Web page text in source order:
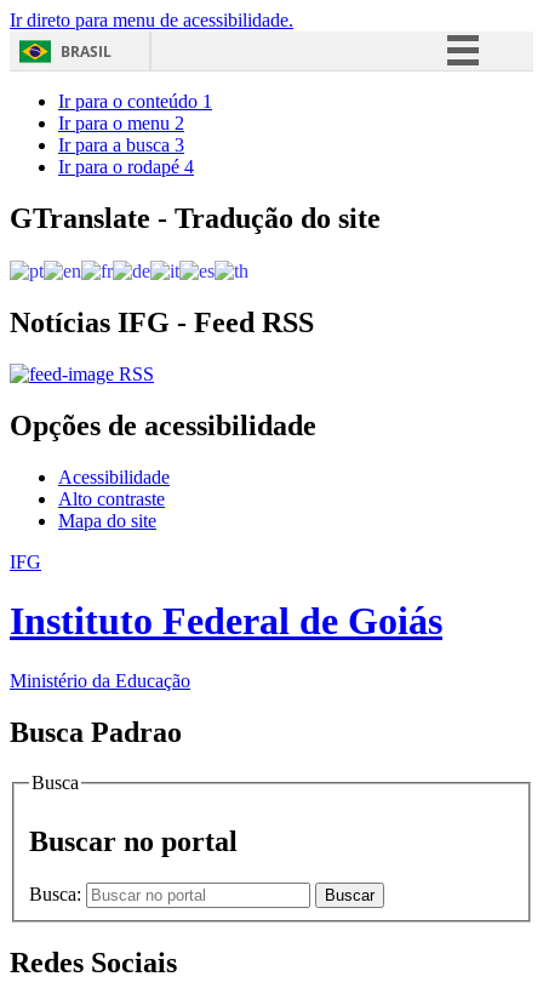
Ir direto para menu de acessibilidade.
BRASIL
Acesso à informação
Ir para o conteúdo 1
Ir para o menu 2
Ir para a busca 3
Ir para o rodapé 4
GTranslate - Tradução do site
Notícias IFG - Feed RSS
RSS
Opções de acessibilidade
Acessibilidade
Alto contraste
Mapa do site
IFG
Instituto Federal de Goiás
Ministério da Educação
Busca Padrao
Busca
Buscar no portal
Busca: Buscar
Redes Sociais